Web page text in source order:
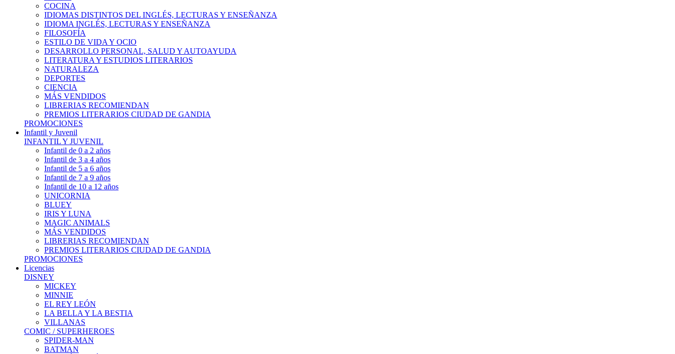
COCINA
IDIOMAS DISTINTOS DEL INGLÉS, LECTURAS Y ENSEÑANZA
IDIOMA INGLÉS, LECTURAS Y ENSEÑANZA
FILOSOFÍA
ESTILO DE VIDA Y OCIO
DESARROLLO PERSONAL, SALUD Y AUTOAYUDA
LITERATURA Y ESTUDIOS LITERARIOS
NATURALEZA
DEPORTES
CIENCIA
MÁS VENDIDOS
LIBRERIAS RECOMIENDAN
PREMIOS LITERARIOS CIUDAD DE GANDIA
PROMOCIONES
Infantil y Juvenil
INFANTIL Y JUVENIL
Infantil de 0 a 2 años
Infantil de 3 a 4 años
Infantil de 5 a 6 años
Infantil de 7 a 9 años
Infantil de 10 a 12 años
UNICORNIA
BLUEY
IRIS Y LUNA
MAGIC ANIMALS
MÁS VENDIDOS
LIBRERIAS RECOMIENDAN
PREMIOS LITERARIOS CIUDAD DE GANDIA
PROMOCIONES
Licencias
DISNEY
MICKEY
MINNIE
EL REY LEÓN
LA BELLA Y LA BESTIA
VILLANAS
COMIC / SUPERHEROES
SPIDER-MAN
BATMAN